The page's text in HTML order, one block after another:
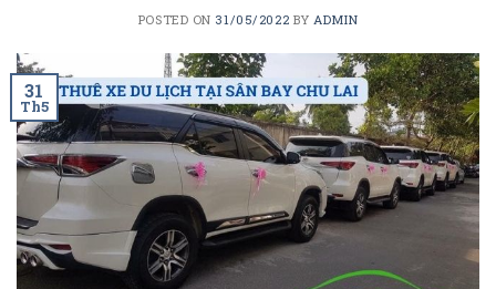
POSTED ON 31/05/2022 BY ADMIN
31
Th5